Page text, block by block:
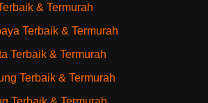
& Termurah
Terbaik & Termurah
Terbaik & Termurah
Terbaik & Termurah